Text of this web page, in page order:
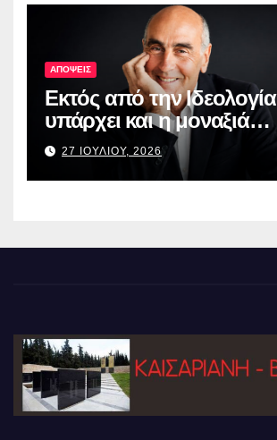
ΑΠΟΨΕΙΣ
Εκτός από την Ιδεολογία
υπάρχει και η μοναξιά…
27 ΙΟΥΛΙΟΥ, 2026